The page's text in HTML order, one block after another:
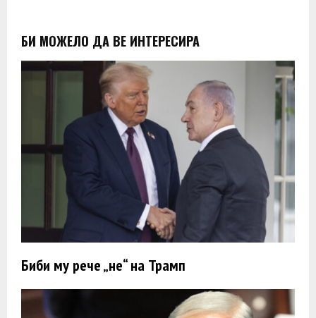
БИ МОЖЕЛО ДА ВЕ ИНТЕРЕСИРА
Биби му рече „не“ на Трамп